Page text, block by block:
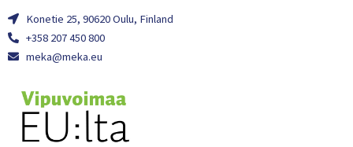
Konetie 25, 90620 Oulu, Finland
+358 207 450 800
meka@meka.eu